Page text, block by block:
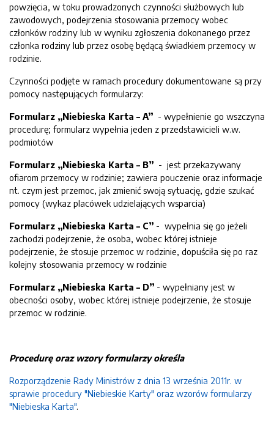
powzięcia, w toku prowadzonych czynności służbowych lub
zawodowych, podejrzenia stosowania przemocy wobec
członków rodziny lub w wyniku zgłoszenia dokonanego przez
członka rodziny lub przez osobę będącą świadkiem przemocy w
rodzinie.
Czynności podjęte w ramach procedury dokumentowane są przy
pomocy następujących formularzy:
Formularz „Niebieska Karta – A” - wypełnienie go wszczyna
procedurę; formularz wypełnia jeden z przedstawicieli w.w.
podmiotów
Formularz „Niebieska Karta – B” - jest przekazywany
ofiarom przemocy w rodzinie; zawiera pouczenie oraz informacje
nt. czym jest przemoc, jak zmienić swoją sytuację, gdzie szukać
pomocy (wykaz placówek udzielających wsparcia)
Formularz „Niebieska Karta – C” - wypełnia się go jeżeli
zachodzi podejrzenie, że osoba, wobec której istnieje
podejrzenie, że stosuje przemoc w rodzinie, dopuściła się po raz
kolejny stosowania przemocy w rodzinie
Formularz „Niebieska Karta – D” - wypełniany jest w
obecności osoby, wobec której istnieje podejrzenie, że stosuje
przemoc w rodzinie.
Procedurę oraz wzory formularzy określa
Rozporządzenie Rady Ministrów z dnia 13 września 2011r. w
sprawie procedury "Niebieskie Karty" oraz wzorów formularzy
"Niebieska Karta".